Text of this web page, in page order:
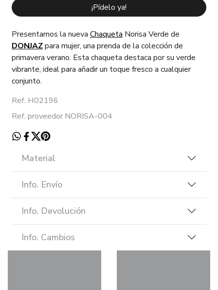
¡Pídelo ya!
Presentamos la nueva Chaqueta Norisa Verde de
DONJAZpara mujer, una prenda de la colección de
primavera verano. Esta chaqueta destaca por su verde
vibrante, ideal para añadir un toque fresco a cualquier
conjunto.
Ref. H02196
Ref. proveedor NORISA-004
Material
Info. Envío
Info. Devolución
Info. Cambios